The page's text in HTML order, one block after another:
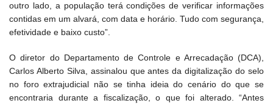
outro lado, a população terá condições de verificar informações
contidas em um alvará, com data e horário. Tudo com segurança,
efetividade e baixo custo”.
O diretor do Departamento de Controle e Arrecadação (DCA),
Carlos Alberto Silva, assinalou que antes da digitalização do selo
no foro extrajudicial não se tinha ideia do cenário do que se
encontraria durante a fiscalização, o que foi alterado. “Antes